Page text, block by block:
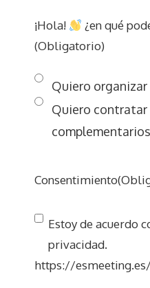
¡Hola!
¿en qué
(Obligatorio)
Quiero
Quiero contratar
complementarios
Consentimiento
Estoy de acuerdo
privacidad.
https://